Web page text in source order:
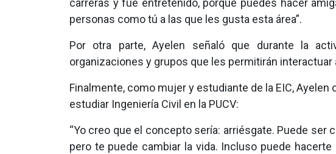
carreras y fue entretenido, porque puedes hacer
personas como tú a las que les gusta esta área”.
Por otra parte, Ayelen señaló que durante la
organizaciones y grupos que les permitirán
Finalmente, como mujer y estudiante de la EIC,
estudiar Ingeniería Civil en la PUCV:
“Yo creo que el concepto sería: arriésgate. Puede ser
pero te puede cambiar la vida. Incluso puede